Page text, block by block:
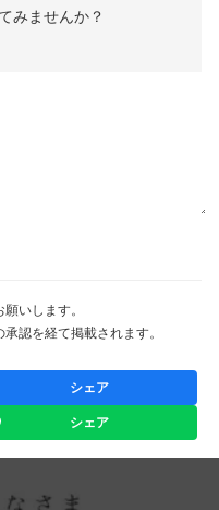
みませんか？
いします。
認を経て掲載されます。
シェア
シェア